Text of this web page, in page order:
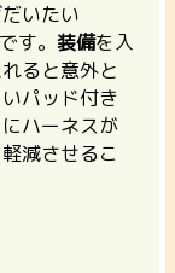
いたい
す。 装備を入
ると意外と
パッド付き
ハーネスが
減させるこ